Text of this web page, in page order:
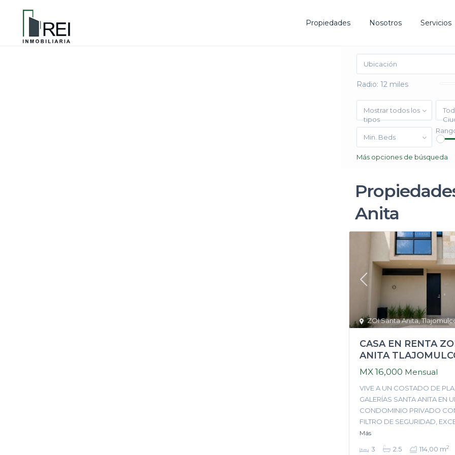
Propiedades Nosotros Servicios
Radio: 12 miles
Mostrar todos los
tipos
Min. Beds
Más opciones de búsqueda
Anita
ZOI Santa Anita,
CASA EN RENTA
ANITA
MX 16,000 Mensual
VIVE A UN COSTADO DE
GALERÍAS SANTA ANITA EN
CONDOMINIO PRIVADO
FILTRO DE SEGURIDAD,
Más
3 2.5 114,00 m2
EN PROYECTO INMOBILIARIO TE OFRECEREMOS LAS MEJORES OPORTUNIDADES DE INVERSIÓN EN EL